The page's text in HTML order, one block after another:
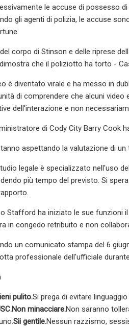
le accuse di possesso
gli agenti di polizia, le accuse
corpo di Stinson e delle riprese
che il poliziotto ha torto -
è diventato virale e ha messo in
di comprendere che alcuni
dell'interazione e non
di Cody City Barry Cook
aspettando la valutazione di
legale è specializzato nell'uso
più tempo del previsto. Si
Stafford ha iniziato le sue funzioni
in congedo retribuito e non
un comunicato stampa del 6
professionale dell'ufficiale
pulito.Si prega di evitare
Non minacciare.Non saranno
Sii gentile.Nessun razzismo,